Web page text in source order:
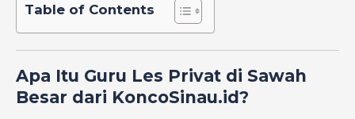
Table of Contents
Apa Itu Guru Les Privat di Sawah
Besar dari KoncoSinau.id?